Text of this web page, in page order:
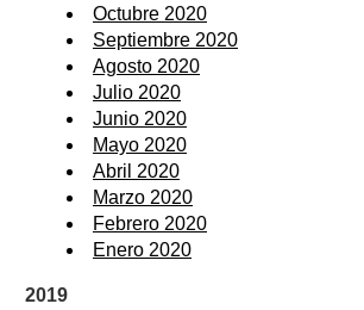
Octubre 2020
Septiembre 2020
Agosto 2020
Julio 2020
Junio 2020
Mayo 2020
Abril 2020
Marzo 2020
Febrero 2020
Enero 2020
2019